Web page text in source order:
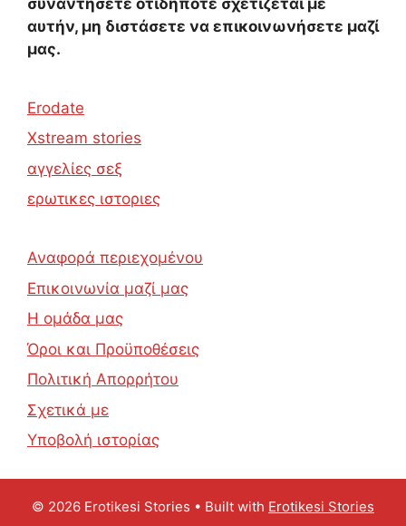
αυτήν, μη διστάσετε να επικοινωνήσετε μαζί
μας.
Erodate
Xstream stories
αγγελίες σεξ
ερωτικες ιστοριες
Αναφορά περιεχομένου
Επικοινωνία μαζί μας
Η ομάδα μας
Όροι και Προϋποθέσεις
Πολιτική Απορρήτου
Σχετικά με
Υποβολή ιστορίας
© 2026 Erotikesi Stories • Built with Erotikesi Stories